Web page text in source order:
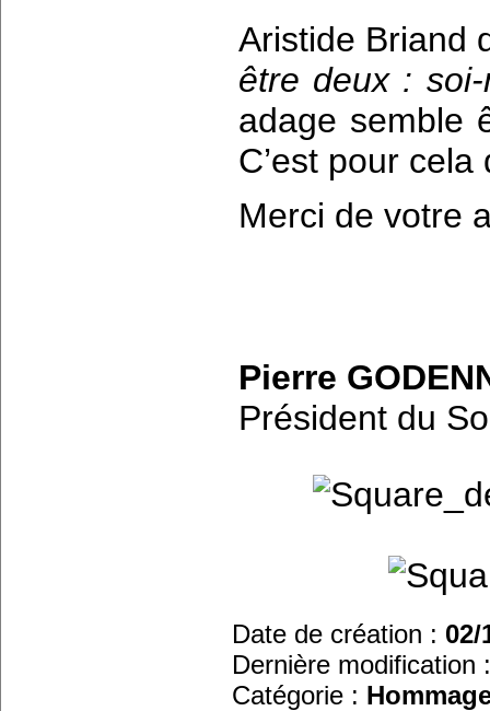
Aristide Briand
être deux :
adage semble
C’est pour
Merci de votre
Pierre
Président du
Date de création : 02/
Dernière modification
Catégorie :